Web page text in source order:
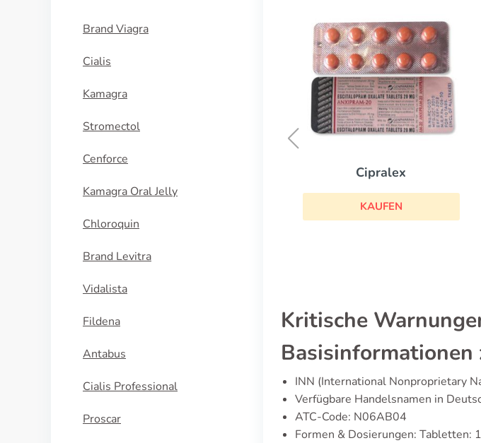
Brand Viagra
Cialis
Kamagra
Stromectol
Cenforce
Kamagra Oral Jelly
Chloroquin
Brand Levitra
Vidalista
Fildena
Antabus
Cialis Professional
Proscar
Zoloft
KAUFEN
Kritische
Basisinformationen
INN (International Nonproprietary
Verfügbare Handelsnamen in
ATC-Code: N06AB04
Formen & Dosierungen: Tabletten: